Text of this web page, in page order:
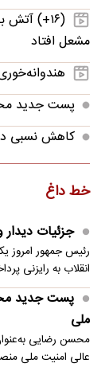
(۱۶+)
مشعل افتاد
پست جدید
کاهش نسبی
جزئیات
تشکیل بیش از ۳۵ هزار پرونده‌ قصور پزشکی در ۱۴۰۴
باختند
پخش هفتگی
شهریور
بیت رهبری
خط داغ
جزئیات دیدار
رئیس جمهور امروز
انقلاب به رایزنی
پست جدید
ملی
محسن رضایی
عالی امنیت ملی